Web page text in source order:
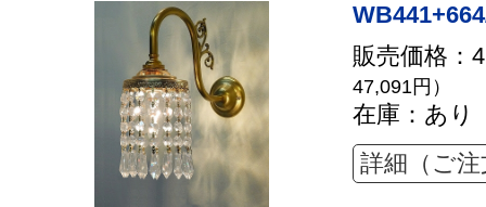
販売価格：
47,091円）
在庫：あり
詳細（ご